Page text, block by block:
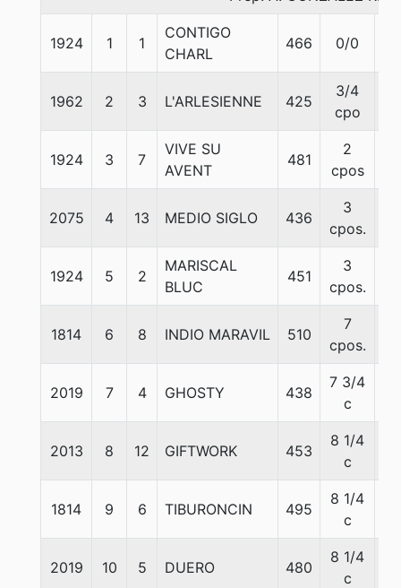
1924 1 1
CONTIGO
CHARL
466 0/0
1962 2 3 L'ARLESIENNE 425
3/4
cpo
1924 3 7
VIVE SU
AVENT
481
2
cpos
2075 4 13 MEDIO SIGLO 436
3
cpos.
1924 5 2
MARISCAL
BLUC
451
3
cpos.
1814 6 8 INDIO MARAVIL 510
7
cpos.
2019 7 4 GHOSTY 438
7 3/4
c
2013 8 12 GIFTWORK 453
8 1/4
c
1814 9 6 TIBURONCIN 495
8 1/4
c
2019 10 5 DUERO 480
8 1/4
c